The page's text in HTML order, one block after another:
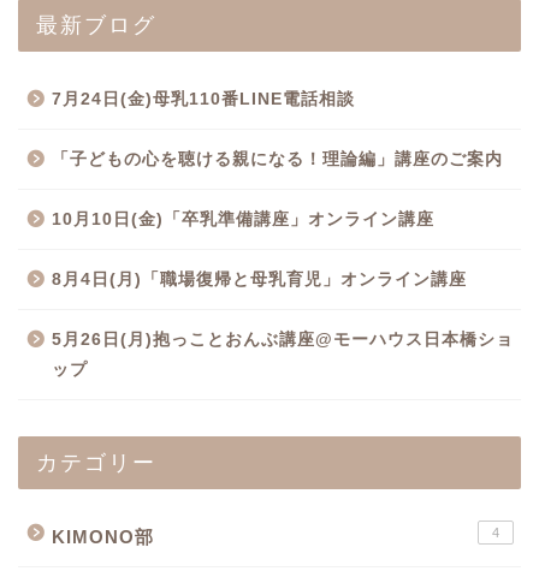
最新ブログ
7月24日(金)母乳110番LINE電話相談
「子どもの心を聴ける親になる！理論編」講座のご案内
10月10日(金)「卒乳準備講座」オンライン講座
8月4日(月)「職場復帰と母乳育児」オンライン講座
5月26日(月)抱っことおんぶ講座@モーハウス日本橋ショ
ップ
カテゴリー
KIMONO部 4